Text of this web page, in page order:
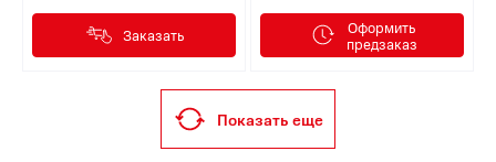
Заказать Оформить
предзаказ
Показать еще